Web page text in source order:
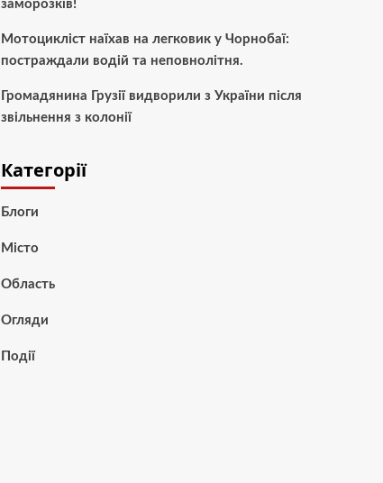
заморозків!
Мотоцикліст наїхав на легковик у Чорнобаї:
постраждали водій та неповнолітня.
Громадянина Грузії видворили з України після
звільнення з колонії
Категорії
Блоги
Місто
Область
Огляди
Події